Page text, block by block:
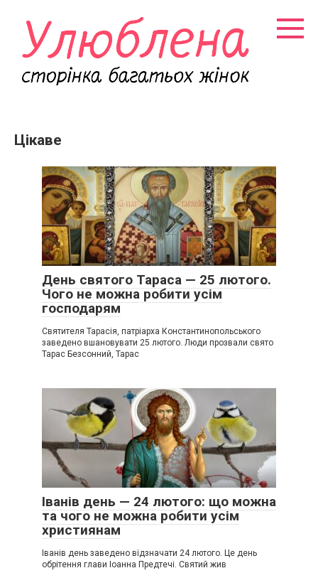
контенту
Цікаве
День святого Тараса — 25 лютого.
Чого не можна робити усім
господарям
Святителя Тарасія, патріарха Константинопольського
заведено вшановувати 25 лютого. Люди прозвали свято
Тарас Безсонний, Тарас
Іванів день — 24 лютого: що можна
та чого не можна робити усім
християнам
Іванів день заведено відзначати 24 лютого. Це день
обрітення глави Іоанна Предтечі. Святий жив